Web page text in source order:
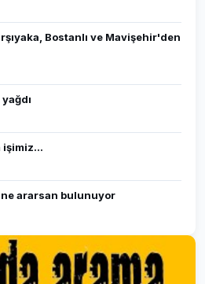
Bostanlı ve Mavişehir'den
işimiz...
ne ararsan bulunuyor